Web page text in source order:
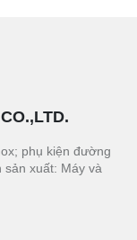
phụ kiện đường
sản xuất: Máy và